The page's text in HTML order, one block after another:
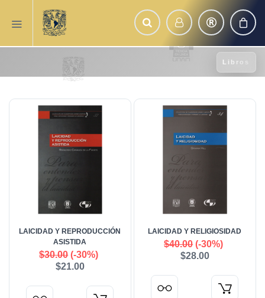
Libros
LAICIDAD Y REPRODUCCIÓN
ASISTIDA
$30.00(-30%)
$21.00
LAICIDAD Y RELIGIOSIDAD
$40.00(-30%)
$28.00